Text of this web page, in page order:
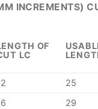
INCREMENTS)
OF
LC
25
29